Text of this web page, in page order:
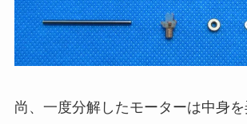
尚、一度分解したモーターは中身